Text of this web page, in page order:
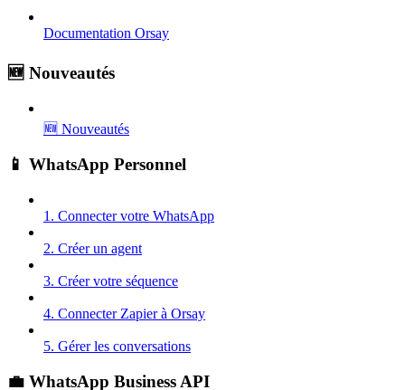
Documentation Orsay
🆕 Nouveautés
🆕 Nouveautés
📱 WhatsApp Personnel
1. Connecter votre WhatsApp
2. Créer un agent
3. Créer votre séquence
4. Connecter Zapier à Orsay
5. Gérer les conversations
💼 WhatsApp Business API